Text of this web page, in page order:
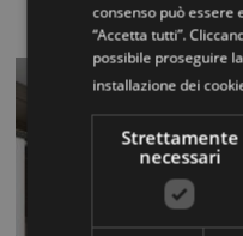
consenso può essere
“Accetta tutti”.
possibile proseguire
installazione dei
Strettamente
necessari